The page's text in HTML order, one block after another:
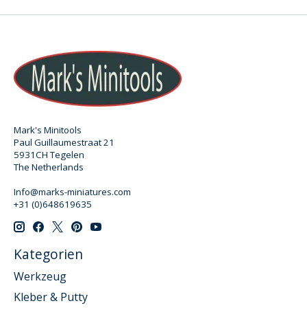
Mark's Minitools
Paul Guillaumestraat 21
5931CH Tegelen
The Netherlands
Info@marks-miniatures.com
+31 (0)648619635
Kategorien
Werkzeug
Kleber & Putty